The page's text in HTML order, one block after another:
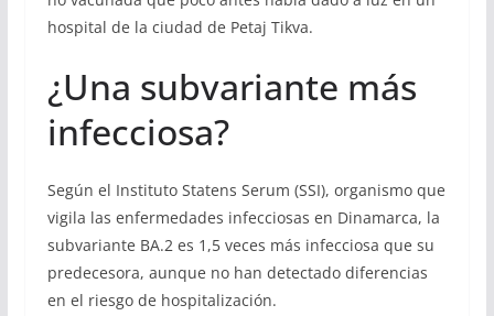
hospital de la ciudad de Petaj Tikva.
¿Una subvariante más
infecciosa?
Según el Instituto Statens Serum (SSI), organismo que
vigila las enfermedades infecciosas en Dinamarca, la
subvariante BA.2 es 1,5 veces más infecciosa que su
predecesora, aunque no han detectado diferencias
en el riesgo de hospitalización.